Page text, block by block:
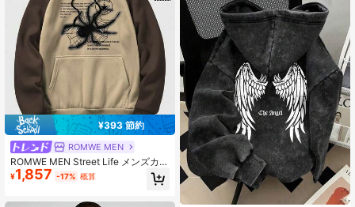
¥393 節約
ROMWE MEN
ROMWE MEN Street Life メンズカジ
ュアルカラーブロック スパイダーロ
ゴプリントフーデッドスウェットシ
¥1,857 -17% 概算